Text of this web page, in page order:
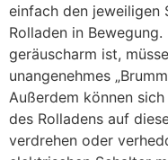
einfach den jeweiligen
Rolladen in
geräuscharm ist,
unangenehmes
Außerdem können
des Rolladens auf
verdrehen oder